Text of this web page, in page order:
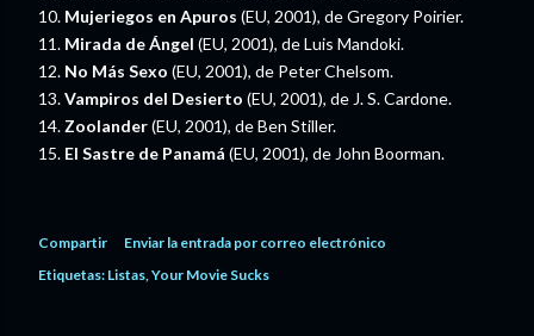
10. Mujeriegos en Apuros (EU, 2001), de Gregory Poirier.
11. Mirada de Ángel (EU, 2001), de Luis Mandoki.
12. No Más Sexo (EU, 2001), de Peter Chelsom.
13.Vampiros del Desierto (EU, 2001), de J. S. Cardone.
14. Zoolander(EU, 2001), de Ben Stiller.
15. El Sastre de Panamá (EU, 2001), de John Boorman.
Compartir
Enviar la entrada por correo electrónico
Etiquetas: Listas Your Movie Sucks